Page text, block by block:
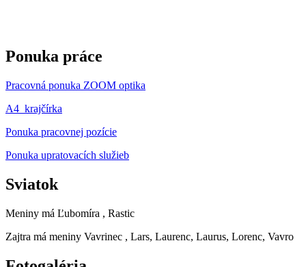
Ponuka práce
Pracovná ponuka ZOOM optika
A4_krajčírka
Ponuka pracovnej pozície
Ponuka upratovacích služieb
Sviatok
Meniny má Ľubomíra , Rastic
Zajtra má meniny Vavrinec , Lars, Laurenc, Laurus, Lorenc, Vavro